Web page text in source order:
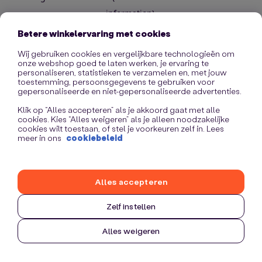
information).
Betere winkelervaring met cookies
Wij gebruiken cookies en vergelijkbare technologieën om
onze webshop goed te laten werken, je ervaring te
personaliseren, statistieken te verzamelen en, met jouw
toestemming, persoonsgegevens te gebruiken voor
gepersonaliseerde en niet-gepersonaliseerde advertenties.
Klik op “Alles accepteren” als je akkoord gaat met alle
cookies. Kies “Alles weigeren” als je alleen noodzakelijke
cookies wilt toestaan, of stel je voorkeuren zelf in. Lees
meer in ons cookiebeleid
Zelf instellen
Alles weigeren
Alles accepteren